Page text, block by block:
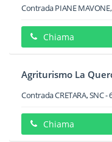
Contrada PIANE
Chiama
Agriturismo La
Contrada CRETARA, SNC-
Chiama